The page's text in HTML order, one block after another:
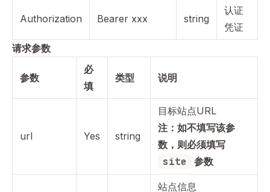
Authorization Bearer xxx string
认证
凭证
请求参数
参数
必
填
类型 说明
url Yes string
目标站点URL
注：如不填写该参
数，则必须填写
site 参数
站点信息